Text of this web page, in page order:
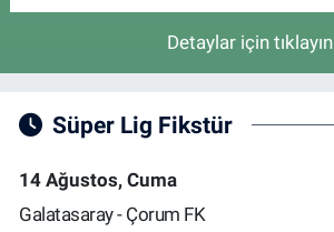
Detaylar için tıklayın
Süper Lig Fikstür
14 Ağustos, Cuma
Galatasaray - Çorum FK